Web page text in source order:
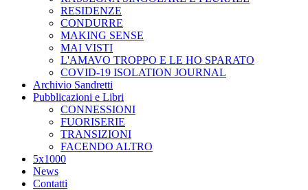
RESIDENZE
CONDURRE
MAKING SENSE
MAI VISTI
L'AMAVO TROPPO E LE HO SPARATO
COVID-19 ISOLATION JOURNAL
Archivio Sandretti
Pubblicazioni e Libri
CONNESSIONI
FUORISERIE
TRANSIZIONI
FACENDO ALTRO
5x1000
News
Contatti